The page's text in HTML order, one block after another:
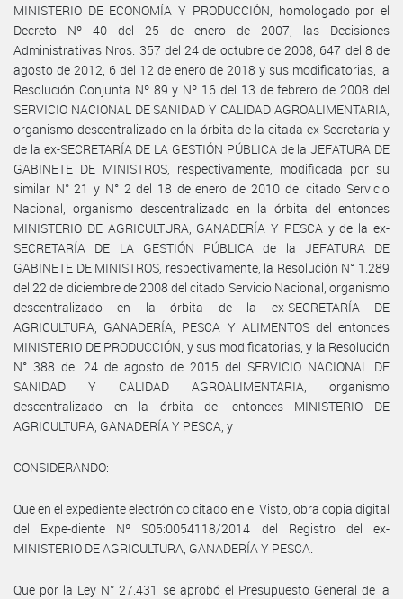
MINISTERIO DE ECONOMÍA Y PRODUCCIÓN, homologado por el
Decreto Nº 40 del 25 de enero de 2007, las Decisiones
Administrativas Nros. 357 del 24 de octubre de 2008, 647 del 8 de
agosto de 2012, 6 del 12 de enero de 2018 y sus modificatorias, la
Resolución Conjunta Nº 89 y Nº 16 del 13 de febrero de 2008 del
SERVICIO NACIONAL DE SANIDAD Y CALIDAD AGROALIMENTARIA,
organismo descentralizado en la órbita de la citada ex-Secretaría y
de la ex-SECRETARÍA DE LA GESTIÓN PÚBLICA de la JEFATURA DE
GABINETE DE MINISTROS, respectivamente, modificada por su
similar N° 21 y N° 2 del 18 de enero de 2010 del citado Servicio
Nacional, organismo descentralizado en la órbita del entonces
MINISTERIO DE AGRICULTURA, GANADERÍA Y PESCA y de la ex-
SECRETARÍA DE LA GESTIÓN PÚBLICA de la JEFATURA DE
GABINETE DE MINISTROS, respectivamente, la Resolución N° 1.289
del 22 de diciembre de 2008 del citado Servicio Nacional, organismo
descentralizado en la órbita de la ex-SECRETARÍA DE
AGRICULTURA, GANADERÍA, PESCA Y ALIMENTOS del entonces
MINISTERIO DE PRODUCCIÓN, y sus modificatorias, y la Resolución
N° 388 del 24 de agosto de 2015 del SERVICIO NACIONAL DE
SANIDAD Y CALIDAD AGROALIMENTARIA, organismo
descentralizado en la órbita del entonces MINISTERIO DE
AGRICULTURA, GANADERÍA Y PESCA, y
CONSIDERANDO:
Que en el expediente electrónico citado en el Visto, obra copia digital
del Expe-diente Nº S05:0054118/2014 del Registro del ex-
MINISTERIO DE AGRICULTURA, GANADERÍA Y PESCA.
Que por la Ley N° 27.431 se aprobó el Presupuesto General de la